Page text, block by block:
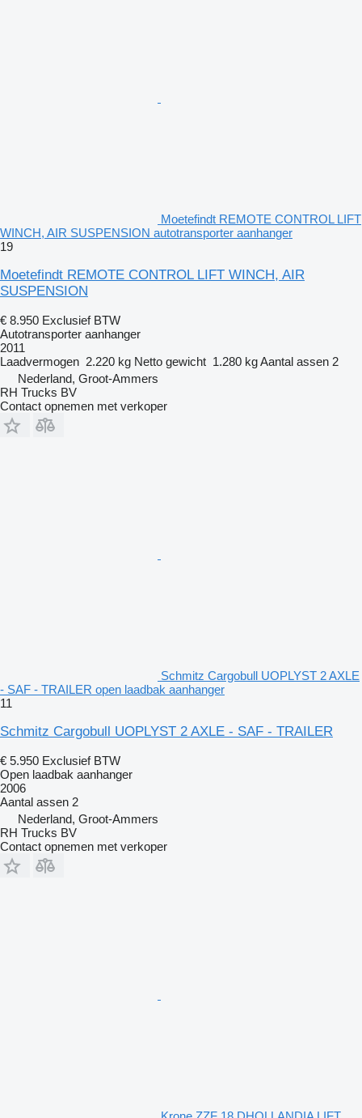
Moetefindt REMOTE CONTROL LIFT
WINCH, AIR SUSPENSION autotransporter aanhanger
19
Moetefindt REMOTE CONTROL LIFT WINCH, AIR
SUSPENSION
€ 8.950 Exclusief BTW
Autotransporter aanhanger
2011
Laadvermogen 2.220 kg Netto gewicht 1.280 kgAantal assen 2
Nederland, Groot-Ammers
RH Trucks BV
Contact opnemen met verkoper
Schmitz Cargobull UOPLYST 2 AXLE
- SAF - TRAILER open laadbak aanhanger
11
Schmitz Cargobull UOPLYST 2 AXLE - SAF - TRAILER
€ 5.950 Exclusief BTW
Open laadbak aanhanger
2006
Aantal assen 2
Nederland, Groot-Ammers
RH Trucks BV
Contact opnemen met verkoper